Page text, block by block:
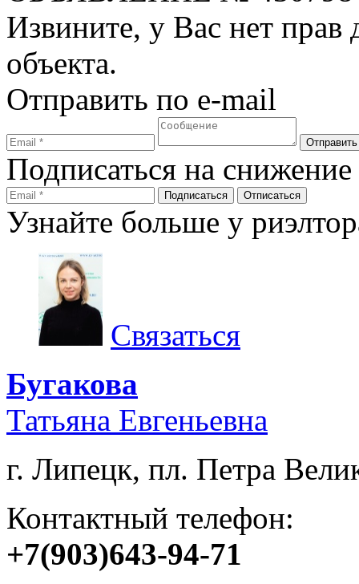
Извините, у Вас нет прав
объекта.
Отправить по e-mail
Подписаться на
Узнайте больше у
Связаться
Бугакова
Татьяна Евгеньевна
г. Липецк, пл. Петра
Контактный телефон:
+7(903)643-94-71